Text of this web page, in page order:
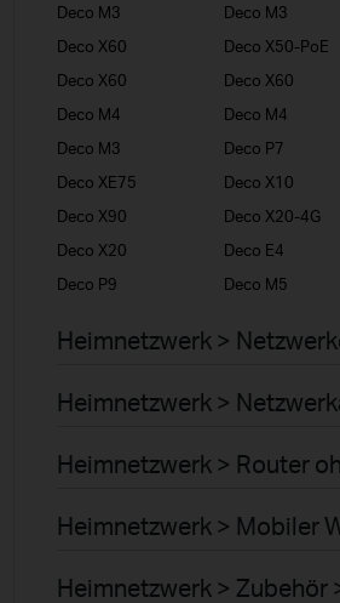
Deco M3
Deco M3
Deco X60
Deco X50-PoE
Deco X60
Deco X60
Deco M4
Deco M4
Deco M3
Deco P7
Deco XE75
Deco X10
Deco X90
Deco X20-4G
Deco X20
Deco E4
Deco P9
Deco M5
Heimnetzwerk >
Heimnetzwerk >
Heimnetzwerk > Router
Heimnetzwerk > Mobiler
Heimnetzwerk > Zubehör